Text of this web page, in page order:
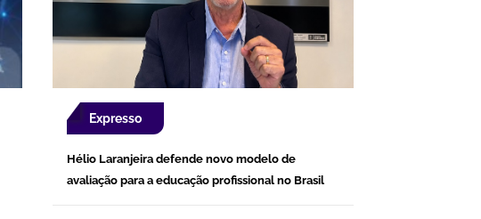
Expresso
Hélio Laranjeira defende novo modelo de
avaliação para a educação profissional no Brasil